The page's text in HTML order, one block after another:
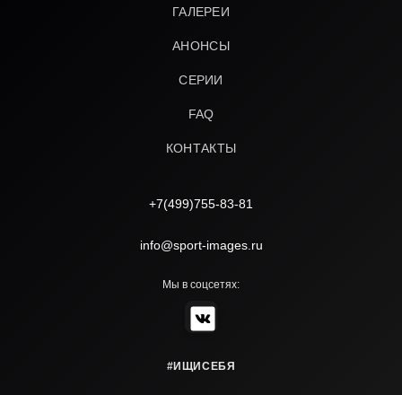
ГАЛЕРЕИ
АНОНСЫ
СЕРИИ
FAQ
КОНТАКТЫ
+7(499)755-83-81
info@sport-images.ru
Мы в соцсетях:
#ИЩИСЕБЯ